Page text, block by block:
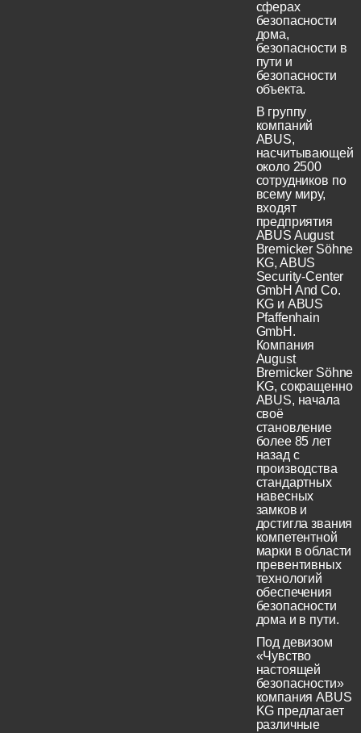
сферах
безопасности
дома,
безопасности в
пути и
безопасности
объекта.
В группу
компаний
ABUS,
насчитывающей
около 2500
сотрудников по
всему миру,
входят
предприятия
ABUS August
Bremicker Söhne
KG, ABUS
Security-Center
GmbH And Co.
KG и ABUS
Pfaffenhain
GmbH.
Компания
August
Bremicker Söhne
KG, сокращенно
ABUS, начала
своё
становление
более 85 лет
назад с
производства
стандартных
навесных
замков и
достигла звания
компетентной
марки в области
превентивных
технологий
обеспечения
безопасности
дома и в пути.
Под девизом
«Чувство
настоящей
безопасности»
компания ABUS
KG предлагает
различные